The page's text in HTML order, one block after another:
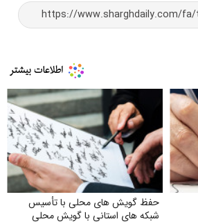
حفظ گویش های محلی با تأسیس
شبکه های استانی با گویش محلی